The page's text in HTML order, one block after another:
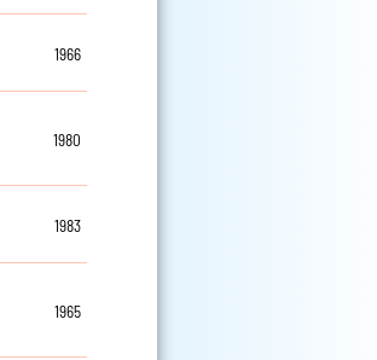
1966
1980
1983
1965